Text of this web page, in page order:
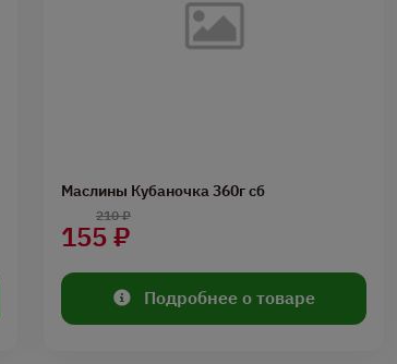
Маслины Кубаночка 360г сб
155 ₽
210 ₽
Подробнее о товаре